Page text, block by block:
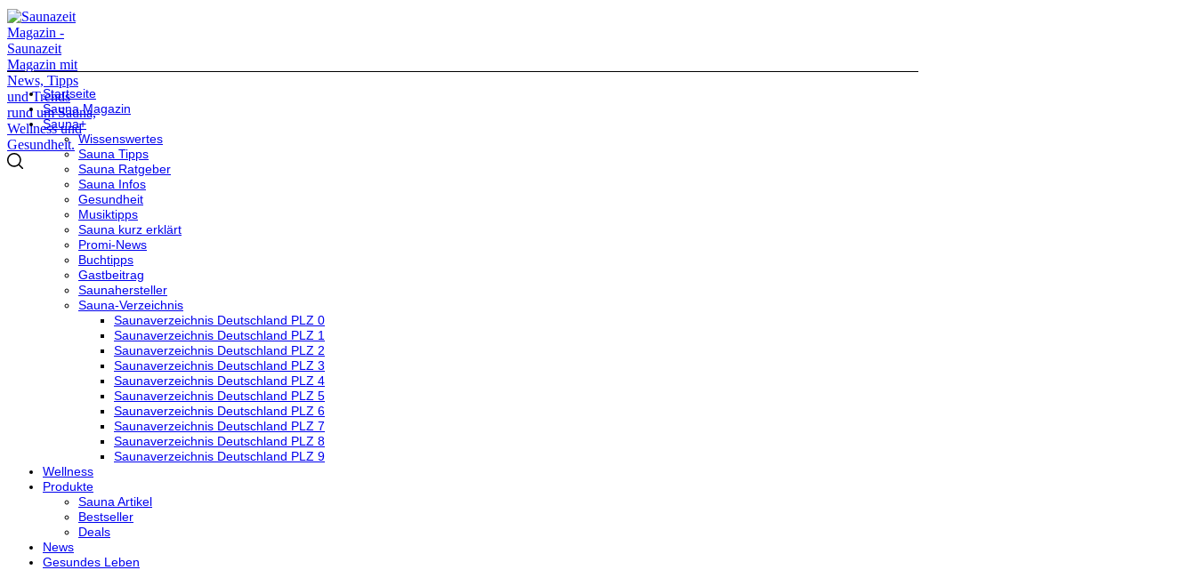
Startseite
Sauna Magazin
Sauna+
Wissenswertes
Sauna Tipps
Sauna Ratgeber
Sauna Infos
Gesundheit
Musiktipps
Sauna kurz erklärt
Promi-News
Buchtipps
Gastbeitrag
Saunahersteller
Sauna-Verzeichnis
Saunaverzeichnis Deutschland PLZ 0
Saunaverzeichnis Deutschland PLZ 1
Saunaverzeichnis Deutschland PLZ 2
Saunaverzeichnis Deutschland PLZ 3
Saunaverzeichnis Deutschland PLZ 4
Saunaverzeichnis Deutschland PLZ 5
Saunaverzeichnis Deutschland PLZ 6
Saunaverzeichnis Deutschland PLZ 7
Saunaverzeichnis Deutschland PLZ 8
Saunaverzeichnis Deutschland PLZ 9
Wellness
Produkte
Sauna Artikel
Bestseller
Deals
News
Gesundes Leben